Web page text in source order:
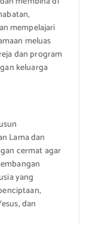
mempelajari
meluas
dan program
keluarga
Lama dan
cermat agar
yang
dan